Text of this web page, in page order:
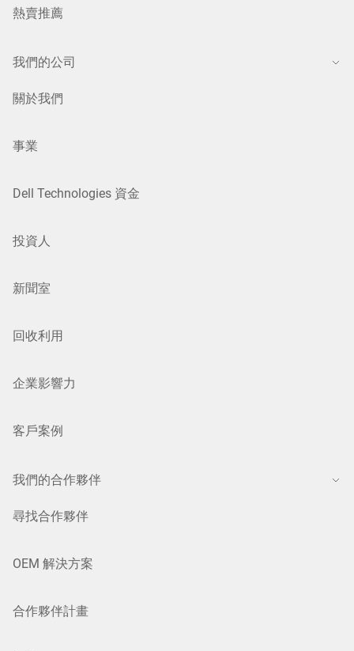
熱賣推薦
我們的公司
關於我們
事業
Dell Technologies 資金
投資人
新聞室
回收利用
企業影響力
客戶案例
我們的合作夥伴
尋找合作夥伴
OEM 解決方案
合作夥伴計畫